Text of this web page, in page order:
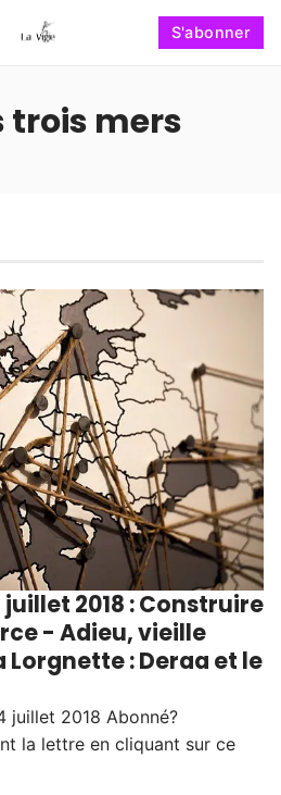
S'abonner
trois mers
juillet 2018 : Construire
- Adieu, vieille
Lorgnette : Deraa et le
juillet 2018 Abonné?
la lettre en cliquant sur ce